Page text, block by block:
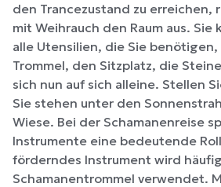
den Trancezustand zu erreichen,
mit Weihrauch den Raum aus. Sie
alle Utensilien, die Sie
Trommel, den Sitzplatz, die
sich nun auf sich alleine. Stellen
Sie stehen unter den
Wiese. Bei der Schamanenreise
Instrumente eine bedeutende
förderndes Instrument wird
Schamanentrommel verwendet.